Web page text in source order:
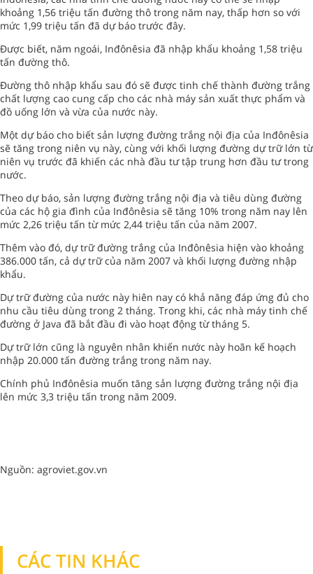
khoảng 1,56 triệu tấn đường thô trong năm nay, thấp hơn so với
mức 1,99 triệu tấn đã dự báo trước đây.
Được biết, năm ngoái, Inđônêsia đã nhập khẩu khoảng 1,58 triệu
tấn đường thô.
Đường thô nhập khẩu sau đó sẽ được tinh chế thành đường trắng
chất lượng cao cung cấp cho các nhà máy sản xuất thực phẩm và
đồ uống lớn và vừa của nước này.
Một dự báo cho biết sản lượng đường trắng nội địa của Inđônêsia
sẽ tăng trong niên vụ này, cùng với khối lượng đường dự trữ lớn từ
niên vụ trước đã khiến các nhà đầu tư tập trung hơn đầu tư trong
nước.
Theo dự báo, sản lượng đường trắng nội địa và tiêu dùng đường
của các hộ gia đình của Inđônêsia sẽ tăng 10% trong năm nay lên
mức 2,26 triệu tấn từ mức 2,44 triệu tấn của năm 2007.
Thêm vào đó, dự trữ đường trắng của Inđônêsia hiện vào khoảng
386.000 tấn, cả dự trữ của năm 2007 và khối lượng đường nhập
khẩu.
Dự trữ đường của nước này hiên nay có khả năng đáp ứng đủ cho
nhu cầu tiêu dùng trong 2 tháng. Trong khi, các nhà máy tinh chế
đường ở Java đã bắt đầu đi vào hoạt động từ tháng 5.
Dự trữ lớn cũng là nguyên nhân khiến nước này hoãn kế hoạch
nhập 20.000 tấn đường trắng trong năm nay.
Chính phủ Inđônêsia muốn tăng sản lượng đường trắng nội địa
lên mức 3,3 triệu tấn trong năm 2009.
Nguồn: agroviet.gov.vn
CÁC TIN KHÁC